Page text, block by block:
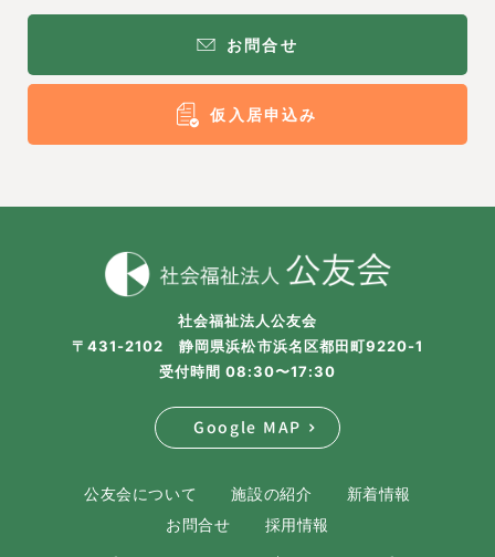
お問合せ
仮入居申込み
社会福祉法人公友会
〒431-2102 静岡県浜松市浜名区都田町9220-1
受付時間 08:30〜17:30
Google MAP
公友会について 施設の紹介
新着情報
お問合せ
採用情報